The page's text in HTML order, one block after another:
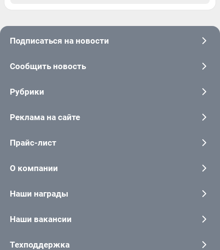
Подписаться на новости
Сообщить новость
Рубрики
Реклама на сайте
Прайс-лист
О компании
Наши награды
Наши вакансии
Техподдержка